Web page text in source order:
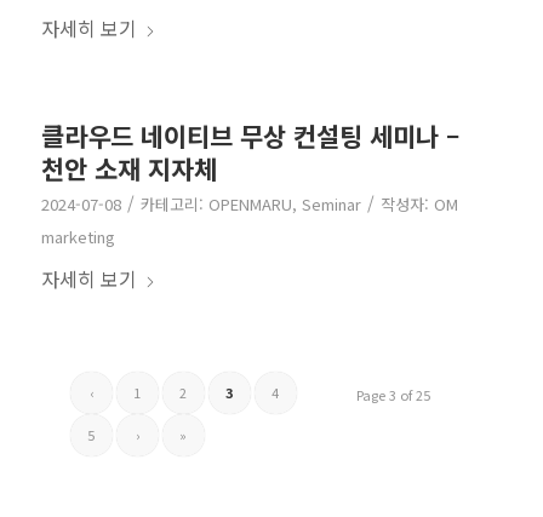
자세히 보기
클라우드 네이티브 무상 컨설팅 세미나 –
천안 소재 지자체
2024-07-08 / 카테고리: OPENMARU, Seminar / 작성자: OM
marketing
자세히 보기
Page 3 of 25
‹ 1 2 3 4
5 › »